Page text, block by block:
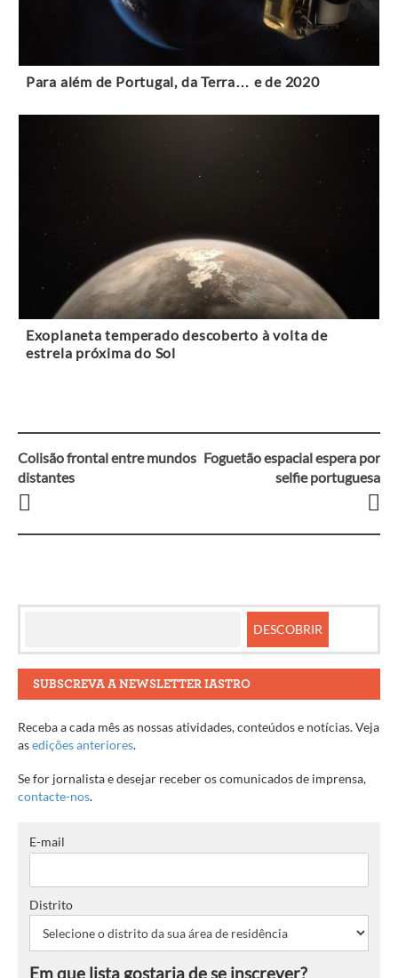
Para além de Portugal, da Terra… e de 2020
Exoplaneta temperado descoberto à volta de
estrela próxima do Sol
Navegação
entre
artigos
Colisão frontal entre mundos
distantes
Foguetão espacial espera por
selfie portuguesa
SUBSCREVA A NEWSLETTER IASTRO
Receba a cada mês as nossas atividades, conteúdos e notícias. Veja
asedições anteriores.
Se for jornalista e desejar receber os comunicados de imprensa,
contacte-nos.
E-mail
Distrito